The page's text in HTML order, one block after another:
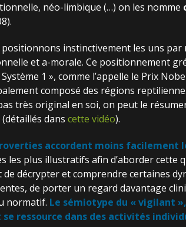
néo-limbique (…) on les nomme
instinctivement les uns
et a-morale. Ce positionnement
1 », comme l’appelle le Prix
composé des régions
très original en soi, on peut le
dans cette vidéo).
accordent moins facilement
les plus illustratifs afin d’aborder cette
de décrypter et comprendre certaines
de porter un regard davantage
normatif. Le sémiotype du « vigilant
se ressource dans des activités